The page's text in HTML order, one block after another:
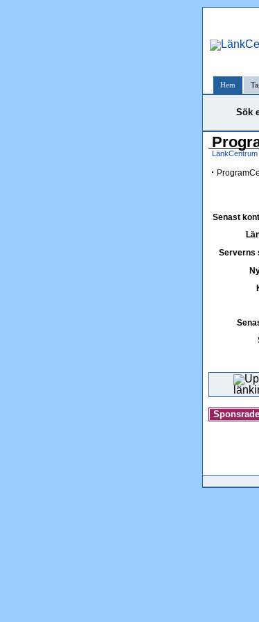
Hem
Sök
LänkCentrum
Senast
Serverns